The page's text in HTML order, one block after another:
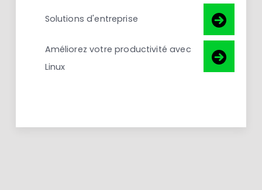
Solutions d'entreprise
Améliorez votre productivité avec
Linux